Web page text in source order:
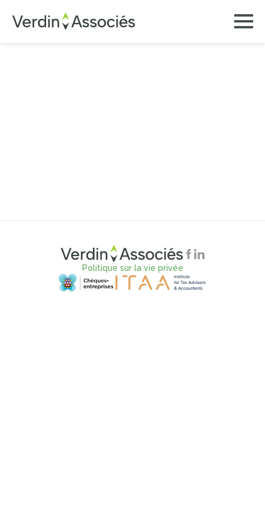
Politique sur la vie privée